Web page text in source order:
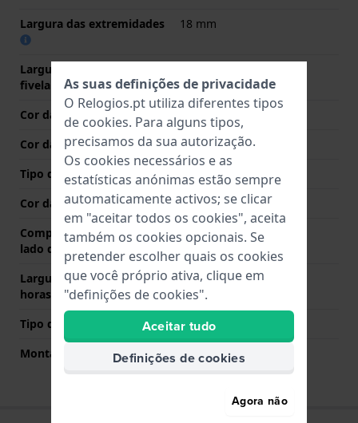
Largura das extremidades
18 mm
Largura da bracelete na
fivela
Cor da bracelete
Castanho
Cor das costuras
Castanho
Tipo de Fecho
Cor da fivela
Ouro
Comprimento de banda no
lado das 12 horas
75 mm
Largura de banda lado 6
horas (mm)
115 mm
Tipo de montagem
Pinos de pressão
Montagem Reta
Sim
As suas definições de privacidade
O Relogios.pt utiliza diferentes tipos
de cookies. Para alguns tipos,
precisamos da sua autorização.
Os cookies necessários e as
estatísticas anónimas estão sempre
automaticamente activos; se clicar
em "aceitar todos os cookies", aceita
também os cookies opcionais. Se
pretender escolher quais os cookies
que você próprio ativa, clique em
"definições de cookies".
Aceitar tudo
Definições de cookies
Agora não